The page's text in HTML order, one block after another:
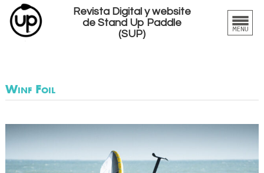
Revista Digital y website
de Stand Up Paddle
(SUP)
Winf Foil